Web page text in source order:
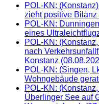
POL-KN:
zieht positive Bilanz
POL-KN:
eines
POL-KN:
nach
Konstanz
POL-KN: (Singen,
Wohngebäude
POL-KN:
Überlinger See auf